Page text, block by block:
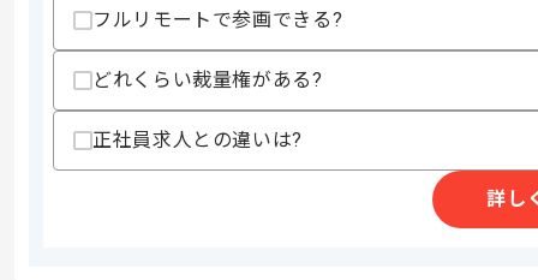
・JavaScriptを用いた開発経験
・エンジニアとしての開発実務経験2年
・下記を用いた開発経験
-Ruby、jquery、HTML、css、MySQL
・会員管理システム等の開発運用経験
フルリモートで参画できる?
どれくらい裁量権がある?
正社員求人との違いは?
詳し